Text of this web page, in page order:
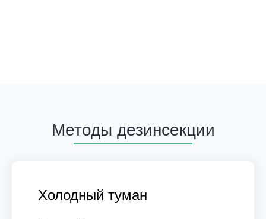
Методы дезинсекции
Холодный туман